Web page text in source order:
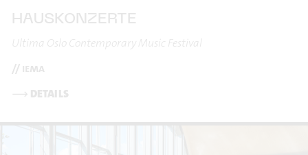
HAUSKONZERTE
Ultima Oslo Contemporary Music Festival
// iema
⟶ DETAILS